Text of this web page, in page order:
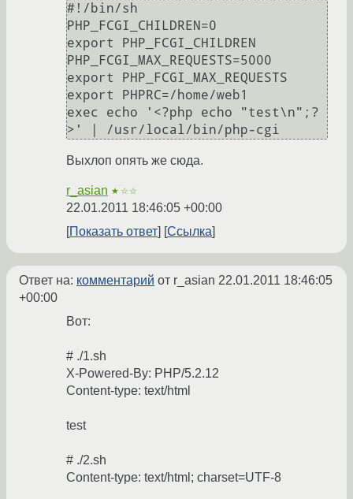
#!/bin/sh
PHP_FCGI_CHILDREN=0
export PHP_FCGI_CHILDREN
PHP_FCGI_MAX_REQUESTS=5000
export PHP_FCGI_MAX_REQUESTS
export PHPRC=/home/web1
exec echo '<?php echo "test\n";?
Выхлоп опять же сюда.
r_asian ★☆☆
22.01.2011 18:46:05 +00:00
Показать ответ
Ссылка
Ответ на: комментарий от r_asian 22.01.2011 18:46:05
+00:00
Вот:
# ./1.sh
X-Powered-By: PHP/5.2.12
Content-type: text/html
test
# ./2.sh
Content-type: text/html; charset=UTF-8